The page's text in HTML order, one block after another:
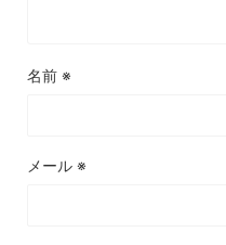
名前 ※
メール ※